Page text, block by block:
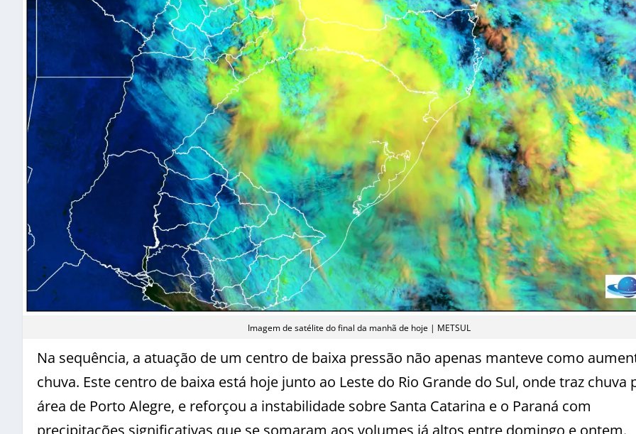
Imagem de satélite do final da manhã de hoje | METSUL
Na sequência, a atuação de um centro de baixa pressão não apenas manteve como
chuva. Este centro de baixa está hoje junto ao Leste do Rio Grande do Sul, onde traz chuva
área de Porto Alegre, e reforçou a instabilidade sobre Santa Catarina e o Paraná com
precipitações significativas que se somaram aos volumes já altos entre domingo e ontem.